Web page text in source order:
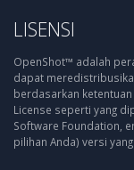
LISENSI
OpenShot™ adalah
dapat
berdasarkan
License seperti yang
Software Foundation,
pilihan Anda) versi